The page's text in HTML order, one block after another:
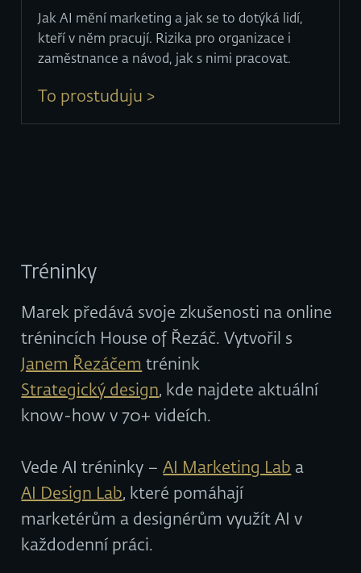
Jak AI mění marketing a jak se to dotýká lidí,
kteří v něm pracují. Rizika pro organizace i
zaměstnance a návod, jak s nimi pracovat.
To prostuduju >
Tréninky
Marek předává svoje zkušenosti na online
trénincích House of Řezáč. Vytvořil s
Janem Řezáčem trénink
Strategický design, kde najdete aktuální
know-how v 70+ videích.
Vede AI tréninky –AI Marketing Lab a
AI Design Lab, které pomáhají
marketérům a designérům využít AI v
každodenní práci.